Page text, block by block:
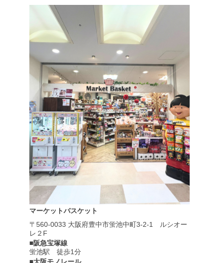
マーケットバスケット
〒560-0033 大阪府豊中市蛍池中町3-2-1 ルシオー
レ２F
■阪急宝塚線
蛍池駅 徒歩1分